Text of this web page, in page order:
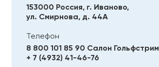
153000 Россия, г. Иваново,
ул. Смирнова, д. 44А
Телефон
8 800 101 85 90 Салон Гольфстрим
+ 7 (4932) 41-46-76